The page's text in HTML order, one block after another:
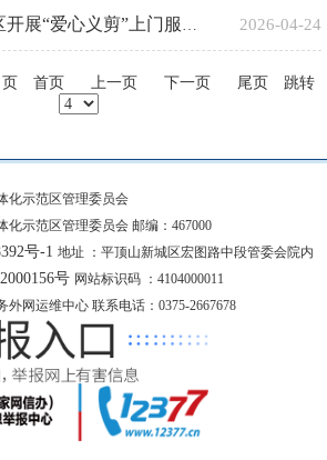
湖滨路街道蓝湾社区开展“爱心义剪”上门服务 为特殊老年群体解决“头”等大事 2026-04-24
首页 上一页 下一页 尾页 跳转
化示范区管理委员会
化示范区管理委员会 邮编：467000
号-1 地址 ：平顶山新城区宏图路中段管委会院内
号 网站标识码 ：4104000011
网运维中心 联系电话：0375-2667678